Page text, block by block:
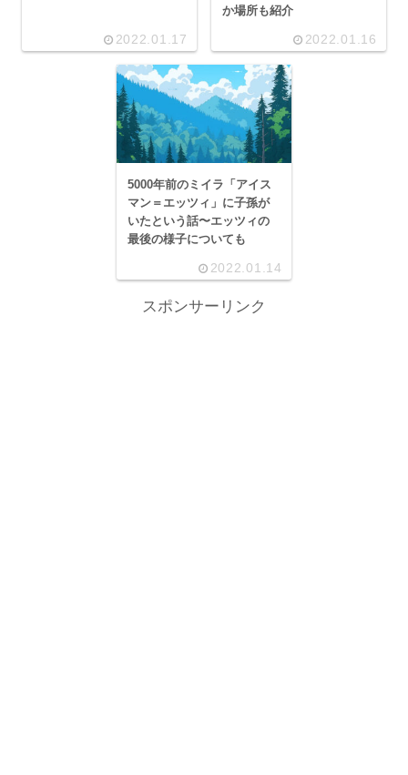
2022.01.17
か場所も紹介
2022.01.16
5000年前のミイラ「アイス
マン＝エッツィ」に子孫が
いたという話〜エッツィの
最後の様子についても
2022.01.14
スポンサーリンク